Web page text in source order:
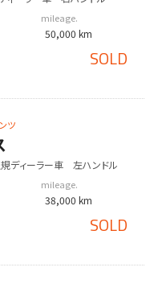
mileage.
50,000 km
SOLD
ツ
ディーラー車 左ハンドル
mileage.
38,000 km
SOLD